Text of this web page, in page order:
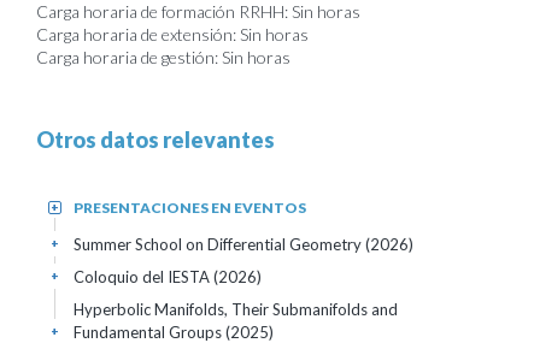
Carga horaria de formación RRHH: Sin horas
Carga horaria de extensión: Sin horas
Carga horaria de gestión: Sin horas
Otros datos relevantes
PRESENTACIONES EN EVENTOS
+
Summer School on Differential Geometry(2026)
+
Coloquio del IESTA(2026)
+
Hyperbolic Manifolds, Their Submanifolds and
Fundamental Groups(2025)
+